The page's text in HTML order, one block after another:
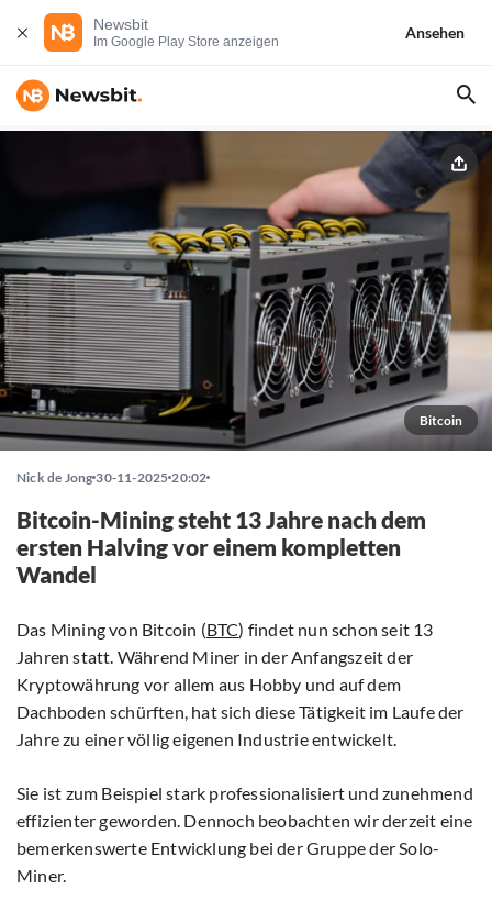
Newsbit
Im Google Play Store anzeigen
Ansehen
Bitcoin
Nick de Jong 30-11-2025 20:02
Bitcoin-Mining steht 13 Jahre nach dem
ersten Halving vor einem kompletten
Wandel
Das Mining von Bitcoin (BTC) findet nun schon seit 13
Jahren statt. Während Miner in der Anfangszeit der
Kryptowährung vor allem aus Hobby und auf dem
Dachboden schürften, hat sich diese Tätigkeit im Laufe der
Jahre zu einer völlig eigenen Industrie entwickelt.
Sie ist zum Beispiel stark professionalisiert und zunehmend
effizienter geworden. Dennoch beobachten wir derzeit eine
bemerkenswerte Entwicklung bei der Gruppe der Solo-
Miner.